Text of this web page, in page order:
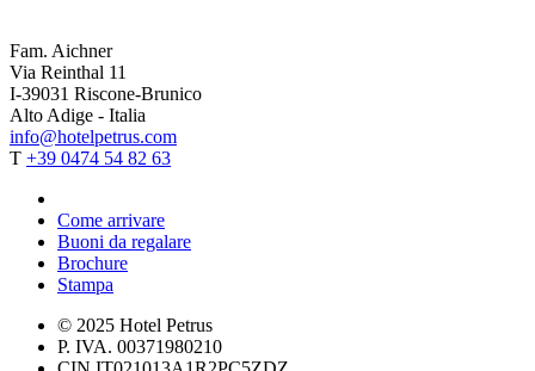
Fam. Aichner
Via Reinthal 11
I-39031 Riscone-Brunico
Alto Adige - Italia
info@hotelpetrus.com
T +39 0474 54 82 63
Come arrivare
Buoni da regalare
Brochure
Stampa
© 2025 Hotel Petrus
P. IVA. 00371980210